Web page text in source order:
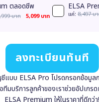
ตลอดชีพ
บาท 5,099 บาท
ELSA
เเค่:8,497 บ
ลงทะเบียนทันที
แบบ ELSA Pro โปรดกรอกข้อมูล
ทีมบริการลูกค้าของเราช่วยอัปเกรด
ELSA Premium ให้ในราคาที่ดีกว่า!